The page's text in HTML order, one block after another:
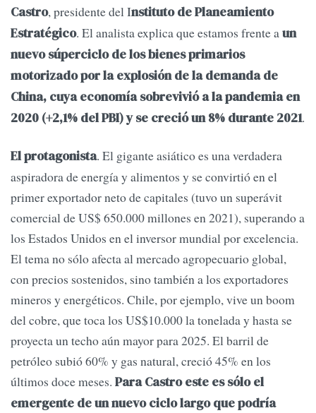
Castro, presidente del Instituto de Planeamiento
Estratégico. El analista explica que estamos frente aun
nuevo súperciclo de los bienes primarios
motorizado por la explosión de la demanda de
China, cuya economía sobrevivió a la pandemia en
2020 (+2,1% del PBI) y se creció un 8% durante 2021.
El protagonista. El gigante asiático es una verdadera
aspiradora de energía y alimentos y se convirtió en el
primer exportador neto de capitales (tuvo un superávit
comercial de US$ 650.000 millones en 2021), superando a
los Estados Unidos en el inversor mundial por excelencia.
El tema no sólo afecta al mercado agropecuario global,
con precios sostenidos, sino también a los exportadores
mineros y energéticos. Chile, por ejemplo, vive un boom
del cobre, que toca los US$10.000 la tonelada y hasta se
proyecta un techo aún mayor para 2025. El barril de
petróleo subió 60% y gas natural, creció 45% en los
últimos doce meses. Para Castro este es sólo el
emergente de un nuevo ciclo largo que podría